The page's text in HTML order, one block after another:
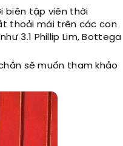
biên tập viên thời
thoải mái trên các con
3.1 Phillip Lim, Bottega
sẽ muốn tham khảo